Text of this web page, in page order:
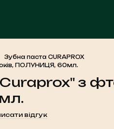
Зубна паста CURAPROX
ПОЛУНИЦЯ, 60мл.
з
відгук